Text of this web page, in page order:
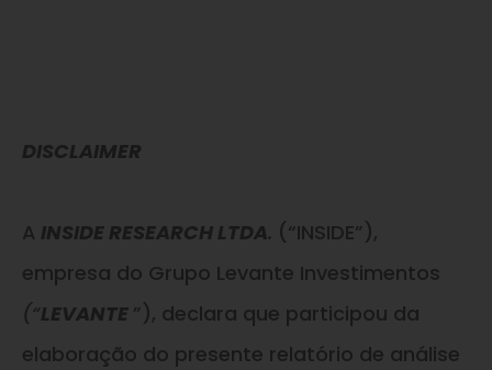
DISCLAIMER
A INSIDE RESEARCH LTDA. (“INSIDE”),
empresa do Grupo Levante Investimentos
(“LEVANTE ”), declara que participou da
elaboração do presente relatório de análise